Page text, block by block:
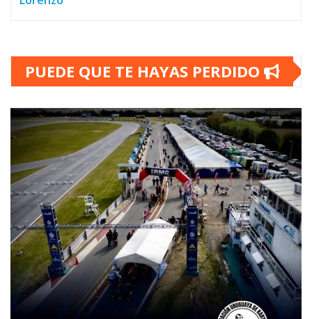
PUEDE QUE TE HAYAS PERDIDO